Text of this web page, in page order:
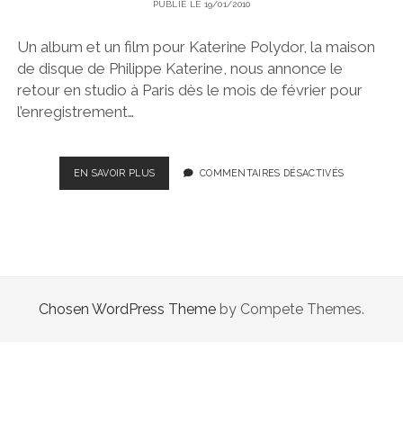
PUBLIÉ LE 19/01/2010
Un album et un film pour Katerine Polydor, la maison
de disque de Philippe Katerine, nous annonce le
retour en studio à Paris dès le mois de février pour
l’enregistrement…
EN SAVOIR PLUSCE
QUE
2010
COMMENTAIRES DÉSACTIVÉS
Chosen WordPress Theme by Compete Themes.